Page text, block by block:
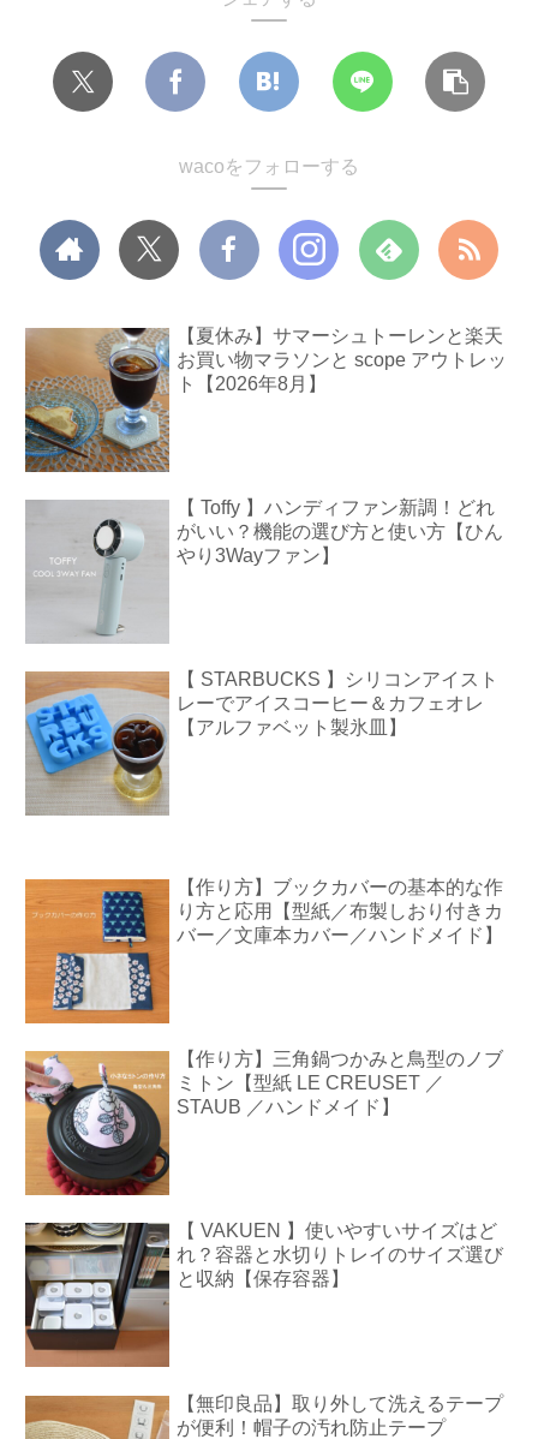
wacoをフォローする
【夏休み】サマーシュトーレンと楽天
お買い物マラソンと scope アウトレッ
ト【2026年8月】
【 Toffy 】ハンディファン新調！どれ
がいい？機能の選び方と使い方【ひん
やり3Wayファン】
【 STARBUCKS 】シリコンアイスト
レーでアイスコーヒー＆カフェオレ
【アルファベット製氷皿】
【作り方】ブックカバーの基本的な作
り方と応用【型紙／布製しおり付きカ
バー／文庫本カバー／ハンドメイド】
【作り方】三角鍋つかみと鳥型のノブ
ミトン【型紙 LE CREUSET ／
STAUB ／ハンドメイド】
【 VAKUEN 】使いやすいサイズはど
れ？容器と水切りトレイのサイズ選び
と収納【保存容器】
【無印良品】取り外して洗えるテープ
が便利！帽子の汚れ防止テープ